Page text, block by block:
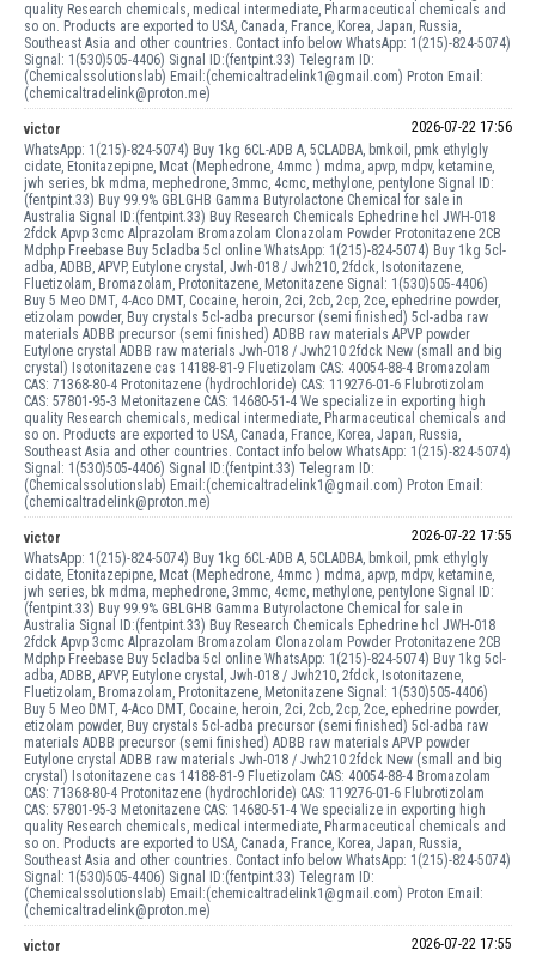
quality Research chemicals, medical intermediate, Pharmaceutical chemicals and
so on. Products are exported to USA, Canada, France, Korea, Japan, Russia,
Southeast Asia and other countries. Contact info below WhatsApp: 1(215)-824-5074)
Signal: 1(530)505-4406) Signal ID:(fentpint.33) Telegram ID:
(Chemicalssolutionslab) Email:(chemicaltradelink1@gmail.com) Proton Email:
(chemicaltradelink@proton.me)
victor
2026-07-22 17:56
WhatsApp: 1(215)-824-5074) Buy 1kg 6CL-ADB A, 5CLADBA, bmkoil, pmk ethylgly
cidate, Etonitazepipne, Mcat (Mephedrone, 4mmc ) mdma, apvp, mdpv, ketamine,
jwh series, bk mdma, mephedrone, 3mmc, 4cmc, methylone, pentylone Signal ID:
(fentpint.33) Buy 99.9% GBLGHB Gamma Butyrolactone Chemical for sale in
Australia Signal ID:(fentpint.33) Buy Research Chemicals Ephedrine hcl JWH-018
2fdck Apvp 3cmc Alprazolam Bromazolam Clonazolam Powder Protonitazene 2CB
Mdphp Freebase Buy 5cladba 5cl online WhatsApp: 1(215)-824-5074) Buy 1kg 5cl-
adba, ADBB, APVP, Eutylone crystal, Jwh-018 / Jwh210, 2fdck, Isotonitazene,
Fluetizolam, Bromazolam, Protonitazene, Metonitazene Signal: 1(530)505-4406)
Buy 5 Meo DMT, 4-Aco DMT, Cocaine, heroin, 2ci, 2cb, 2cp, 2ce, ephedrine powder,
etizolam powder, Buy crystals 5cl-adba precursor (semi finished) 5cl-adba raw
materials ADBB precursor (semi finished) ADBB raw materials APVP powder
Eutylone crystal ADBB raw materials Jwh-018 / Jwh210 2fdck New (small and big
crystal) Isotonitazene cas 14188-81-9 Fluetizolam CAS: 40054-88-4 Bromazolam
CAS: 71368-80-4 Protonitazene (hydrochloride) CAS: 119276-01-6 Flubrotizolam
CAS: 57801-95-3 Metonitazene CAS: 14680-51-4 We specialize in exporting high
quality Research chemicals, medical intermediate, Pharmaceutical chemicals and
so on. Products are exported to USA, Canada, France, Korea, Japan, Russia,
Southeast Asia and other countries. Contact info below WhatsApp: 1(215)-824-5074)
Signal: 1(530)505-4406) Signal ID:(fentpint.33) Telegram ID:
(Chemicalssolutionslab) Email:(chemicaltradelink1@gmail.com) Proton Email:
(chemicaltradelink@proton.me)
victor
2026-07-22 17:55
WhatsApp: 1(215)-824-5074) Buy 1kg 6CL-ADB A, 5CLADBA, bmkoil, pmk ethylgly
cidate, Etonitazepipne, Mcat (Mephedrone, 4mmc ) mdma, apvp, mdpv, ketamine,
jwh series, bk mdma, mephedrone, 3mmc, 4cmc, methylone, pentylone Signal ID:
(fentpint.33) Buy 99.9% GBLGHB Gamma Butyrolactone Chemical for sale in
Australia Signal ID:(fentpint.33) Buy Research Chemicals Ephedrine hcl JWH-018
2fdck Apvp 3cmc Alprazolam Bromazolam Clonazolam Powder Protonitazene 2CB
Mdphp Freebase Buy 5cladba 5cl online WhatsApp: 1(215)-824-5074) Buy 1kg 5cl-
adba, ADBB, APVP, Eutylone crystal, Jwh-018 / Jwh210, 2fdck, Isotonitazene,
Fluetizolam, Bromazolam, Protonitazene, Metonitazene Signal: 1(530)505-4406)
Buy 5 Meo DMT, 4-Aco DMT, Cocaine, heroin, 2ci, 2cb, 2cp, 2ce, ephedrine powder,
etizolam powder, Buy crystals 5cl-adba precursor (semi finished) 5cl-adba raw
materials ADBB precursor (semi finished) ADBB raw materials APVP powder
Eutylone crystal ADBB raw materials Jwh-018 / Jwh210 2fdck New (small and big
crystal) Isotonitazene cas 14188-81-9 Fluetizolam CAS: 40054-88-4 Bromazolam
CAS: 71368-80-4 Protonitazene (hydrochloride) CAS: 119276-01-6 Flubrotizolam
CAS: 57801-95-3 Metonitazene CAS: 14680-51-4 We specialize in exporting high
quality Research chemicals, medical intermediate, Pharmaceutical chemicals and
so on. Products are exported to USA, Canada, France, Korea, Japan, Russia,
Southeast Asia and other countries. Contact info below WhatsApp: 1(215)-824-5074)
Signal: 1(530)505-4406) Signal ID:(fentpint.33) Telegram ID:
(Chemicalssolutionslab) Email:(chemicaltradelink1@gmail.com) Proton Email:
(chemicaltradelink@proton.me)
victor
2026-07-22 17:55